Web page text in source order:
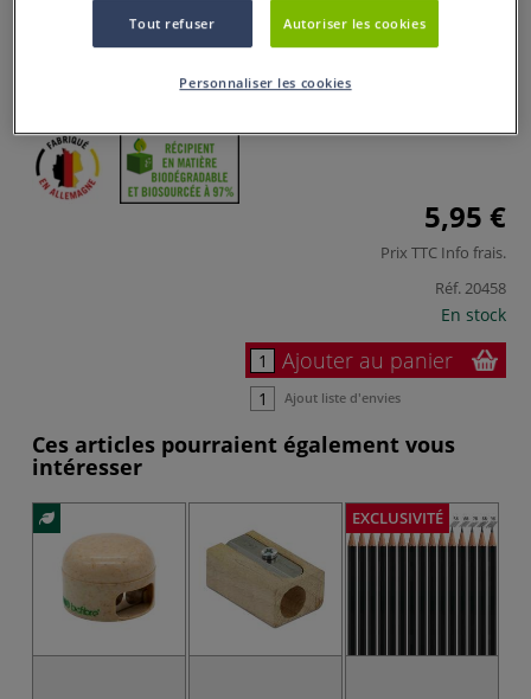
Ce taille-crayon Kum® Biofibre à double trou est de forme
carrée avec un réservoir intégré. Contribuez à la protection
de l'environnement !
Plus
5,95 €
Prix TTC Info frais.
Réf.20458
En stock
Ajouter au panier
Ajout liste d'envies
Ces articles pourraient également vous
intéresser
EXCLUSIVITÉ
Tout refuser Autoriser les cookies
Personnaliser les cookies